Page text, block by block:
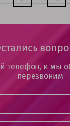
телефон, и мы
перезвоним